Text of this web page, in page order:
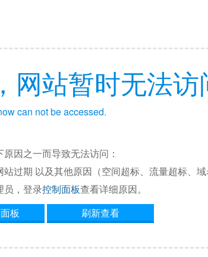
网站暂时无法访
can not be accessed.
因之一而导致无法访问：
过期 以及其他原因（空间超标、流量超标、
员，登录控制面板查看详细原因。
板
刷新查看